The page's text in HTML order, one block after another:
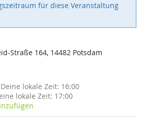
für diese Veranstaltung
Straße 164, 14482 Potsdam
Deine lokale Zeit: 16:00
lokale Zeit: 17:00